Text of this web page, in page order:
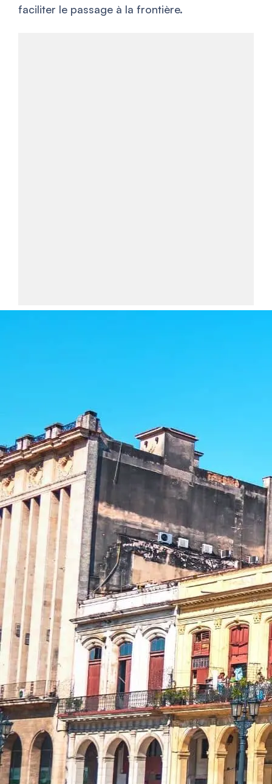
faciliter le passage à la frontière.